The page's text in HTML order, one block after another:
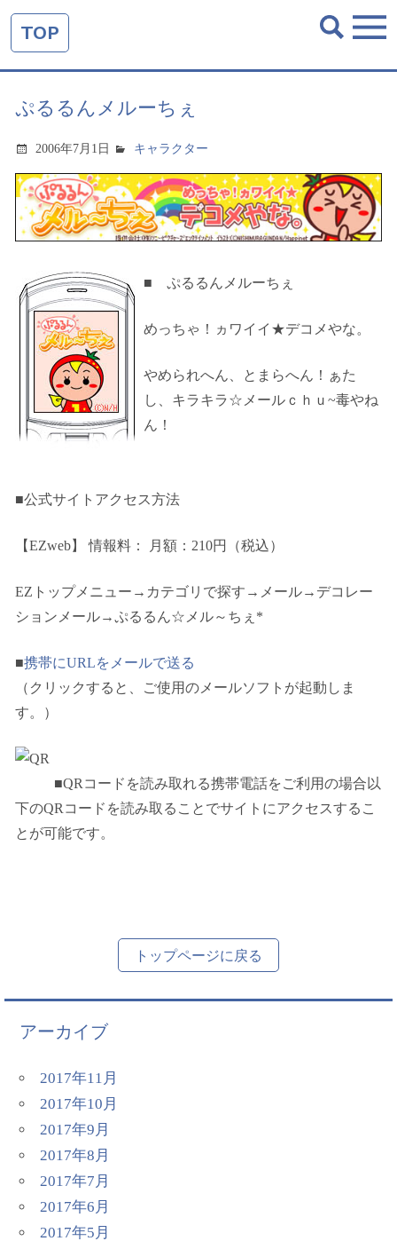
TOP
ぷるるんメルーちぇ
2006年7月1日 キャラクター
■ ぷるるんメルーちぇ
めっちゃ！ヵワイイ★デコメやな。
やめられへん、とまらへん！ぁた
し、キラキラ☆メールｃｈｕ~毒やね
ん！
■公式サイトアクセス方法
【EZweb】 情報料： 月額：210円（税込）
EZトップメニュー→カテゴリで探す→メール→デコレー
ションメール→ぷるるん☆メル～ちぇ*
■携帯にURLをメールで送る
（クリックすると、ご使用のメールソフトが起動しま
す。）
■QRコードを読み取れる携帯電話をご利用の場合以
下のQRコードを読み取ることでサイトにアクセスするこ
とが可能です。
トップページに戻る
アーカイブ
2017年11月
2017年10月
2017年9月
2017年8月
2017年7月
2017年6月
2017年5月